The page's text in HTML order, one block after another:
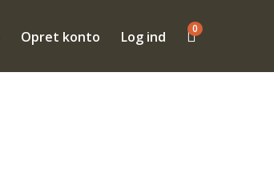
Opret konto Log ind 0